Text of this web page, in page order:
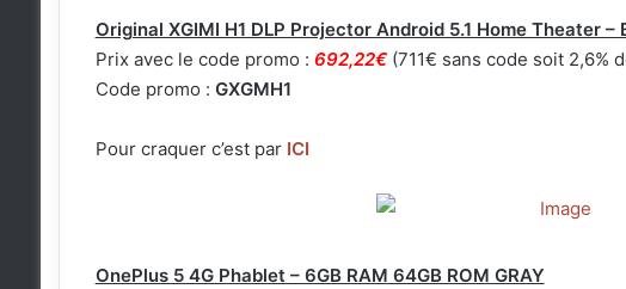
Original XGIMI H1 DLP Projector Android 5.1 Home Theater –
Prix avec le code promo : 692,22€(711€ sans code soit 2,6%
Code promo : GXGMH1
Pour craquer c’est par ICI
OnePlus 5 4G Phablet – 6GB RAM 64GB ROM GRAY